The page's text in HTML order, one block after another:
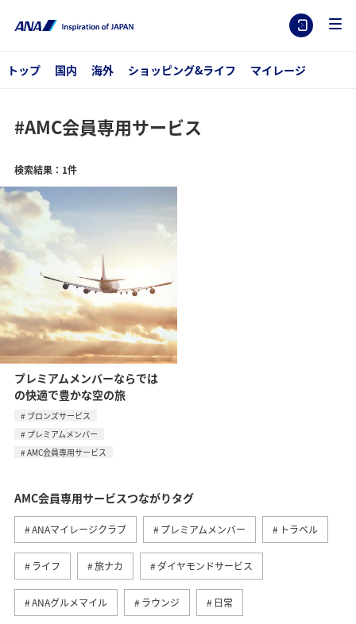
トップ 国内 海外 ショッピング&ライフ マイレージ
#AMC会員専用サービス
検索結果：1件
プレミアムメンバーならでは
の快適で豊かな空の旅
ブロンズサービス
プレミアムメンバー
AMC会員専用サービス
AMC会員専用サービスつながりタグ
ANAマイレージクラブ プレミアムメンバー トラベル
ライフ 旅ナカ ダイヤモンドサービス
ANAグルメマイル ラウンジ 日常